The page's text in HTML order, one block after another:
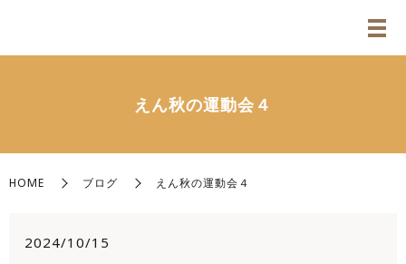
えん秋の運動会４
HOME ブログ えん秋の運動会４
2024/10/15